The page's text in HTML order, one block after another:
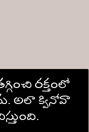
రక్తంలో
అలా క్వినోవా